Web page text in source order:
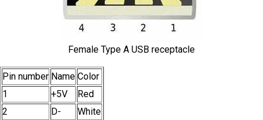
Female Type A USB receptacle
Pin number Name Color
1
+5V
Red
2
D-
White